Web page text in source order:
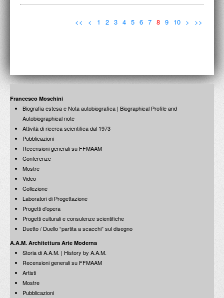
<< < 1 2 3 4 5 6 7 8 9 10 > >>
Francesco Moschini
Biografia estesa e Nota autobiografica | Biographical Profile and
Autobiographical note
Attività di ricerca scientifica dal 1973
Pubblicazioni
Recensioni generali su FFMAAM
Conferenze
Mostre
Video
Collezione
Laboratori di Progettazione
Progetti d'opera
Progetti culturali e consulenze scientifiche
Duetto / Duello “partita a scacchi” sul disegno
A.A.M. Architettura Arte Moderna
Storia di A.A.M. | History by A.A.M.
Recensioni generali su FFMAAM
Artisti
Mostre
Pubblicazioni